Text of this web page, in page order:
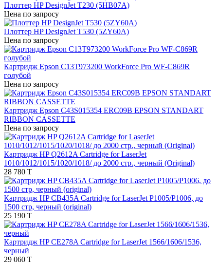
Плоттер HP DesignJet T230 (5HB07A)
Цена по запросу
Плоттер HP DesignJet T530 (5ZY60A)
Цена по запросу
Картридж Epson C13T973200 WorkForce Pro WF-C869R
голубой
Цена по запросу
Картридж Epson C43S015354 ERC09B EPSON STANDART
RIBBON CASSETTE
Цена по запросу
Картридж HP Q2612A Cartridge for LaserJet
1010/1012/1015/1020/1018/ до 2000 стр., черный (Original)
28 780 T
Картридж HP CB435A Cartridge for LaserJet P1005/P1006, до
1500 стр, черный (original)
25 190 T
Картридж HP CE278A Cartridge for LaserJet 1566/1606/1536,
черный
29 060 T